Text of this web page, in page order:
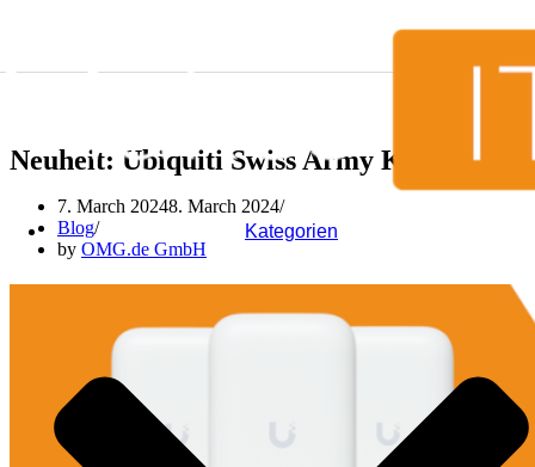
Kategorien
Neuheit: Ubiquiti Swiss Army Knife Ultra
7. March 20248. March 2024
Blog
by OMG.de GmbH